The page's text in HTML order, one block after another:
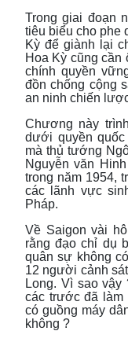
Trong giai đoạn
tiêu biểu cho phe
Kỳ để giành lại
Hoa Kỳ cũng cần
chính quyền
đồn chống cộng
an ninh chiến
Chương này
dưới quyền
mà thủ tướng
Nguyễn văn
trong năm 1954,
các lãnh vực
Pháp.
Về Saigon vài
rằng đạo chỉ dụ
quân sự không
12 người cảnh
Long. Vì sao
các trước đã
có guồng máy
không ?